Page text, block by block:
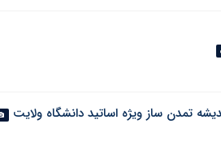
تمدن ساز ویژه اساتید دانشگاه ولایت